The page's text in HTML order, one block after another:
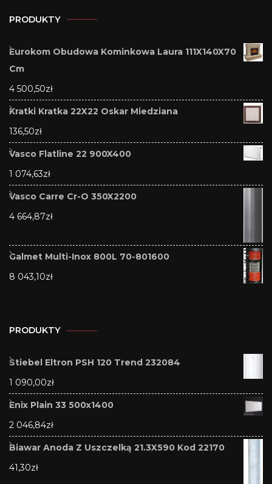
PRODUKTY
Eurokom Obudowa Kominkowa Laura 111X140X70
Cm
4 500,50zł
Kratki Kratka 22X22 Oskar Miedziana
136,50zł
Vasco Flatline 22 900X400
1 074,63zł
Vasco Carre Cr-O 350X2200
4 664,87zł
Galmet Multi-Inox 800L 70-801600
8 043,10zł
PRODUKTY
Stiebel Eltron PSH 120 Trend 232084
1 090,00zł
Enix Plain 33 500x1400
2 046,84zł
Biawar Anoda Z Uszczelką 21.3X590 Kod 22170
41,30zł